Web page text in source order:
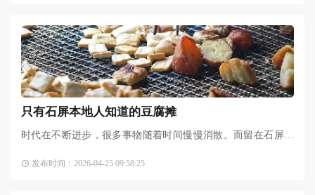
只有石屏本地人知道的豆腐摊
时代在不断进步，很多事物随着时间慢慢消散。而留在石屏人
些只有石屏人知道的豆腐
发布时间：2026-04-25 09:58:25